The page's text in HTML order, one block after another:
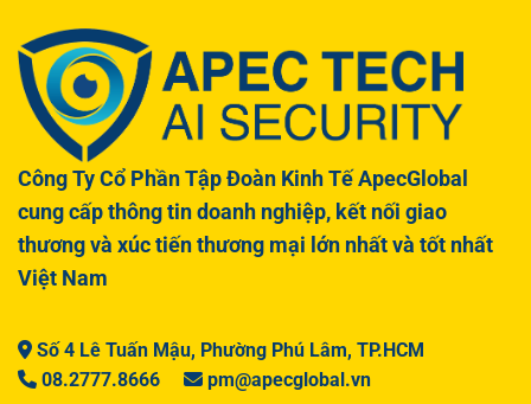
Công Ty Cổ Phần Tập Đoàn Kinh Tế ApecGlobal
cung cấp thông tin doanh nghiệp, kết nối giao
thương và xúc tiến thương mại lớn nhất và tốt nhất
Việt Nam
Số 4 Lê Tuấn Mậu, Phường Phú Lâm, TP.HCM
08.2777.8666
pm@apecglobal.vn